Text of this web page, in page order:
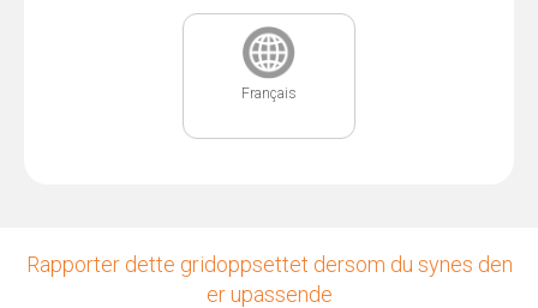
Français
Rapporter dette gridoppsettet dersom du synes den
er upassende